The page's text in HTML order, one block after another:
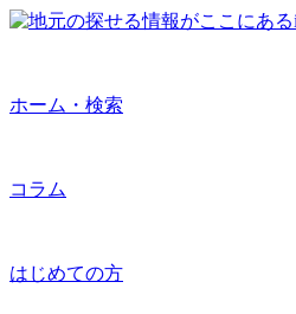
ホーム・検索
コラム
はじめての方